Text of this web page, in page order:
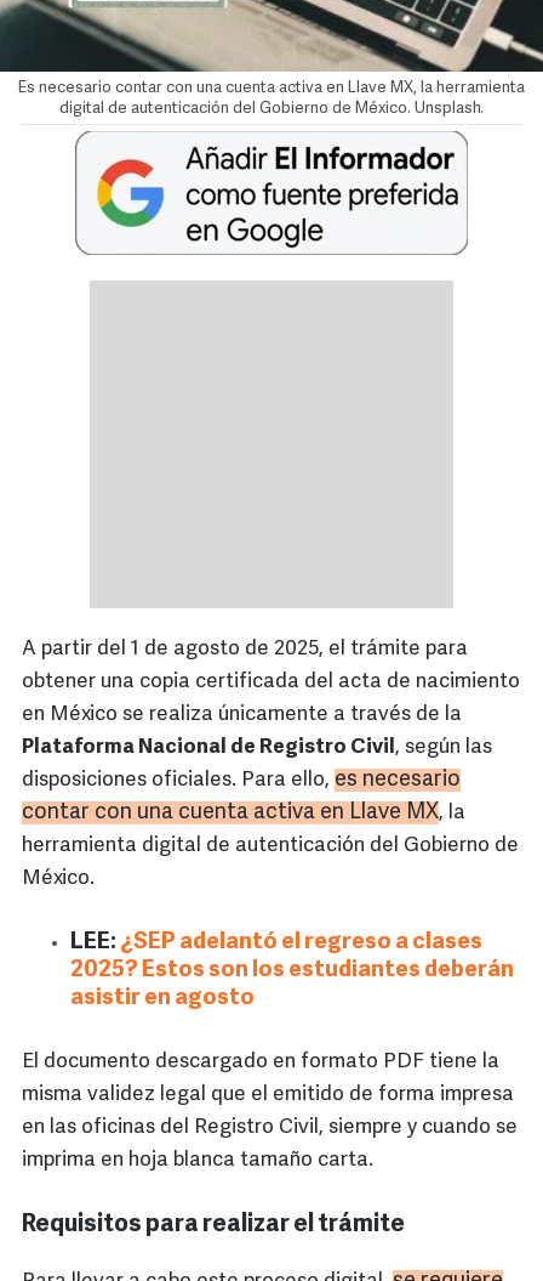
Es necesario contar con una cuenta activa en Llave MX, la herramienta
digital de autenticación del Gobierno de México. Unsplash.
A partir del 1 de agosto de 2025, el trámite para
obtener una copia certificada del acta de nacimiento
en México se realiza únicamente a través de la
Plataforma Nacional de Registro Civil, según las
disposiciones oficiales. Para ello, es necesario
contar con una cuenta activa en Llave MX, la
herramienta digital de autenticación del Gobierno de
México.
LEE: ¿SEP adelantó el regreso a clases
2025? Estos son los estudiantes deberán
asistir en agosto
El documento descargado en formato PDF tiene la
misma validez legal que el emitido de forma impresa
en las oficinas del Registro Civil, siempre y cuando se
imprima en hoja blanca tamaño carta.
Requisitos para realizar el trámite